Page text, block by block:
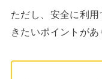
ただし、安全に利
きたいポイントがあ